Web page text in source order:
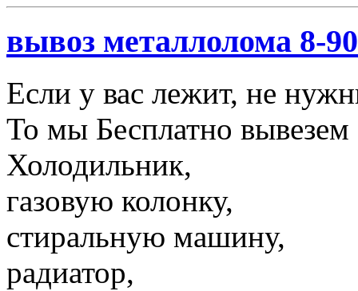
вывоз металлолома 8-
Если у вас лежит, не
То мы Бесплатно
Холодильник,
газовую колонку,
стиральную машину,
радиатор,